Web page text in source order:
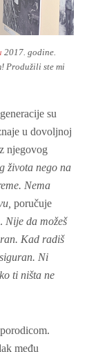
2017. godine.
Produžili ste mi
su
u dovoljnoj
njegovog
života nego na
Nema
poručuje
Nije da možeš
Kad radiš
Ni
ti ništa ne
među